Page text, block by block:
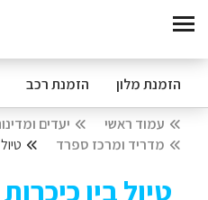
הזמנת מלון הזמנת רכב
עמוד ראשי יעדים
מדריד ומרכז ספרד
טיול בין